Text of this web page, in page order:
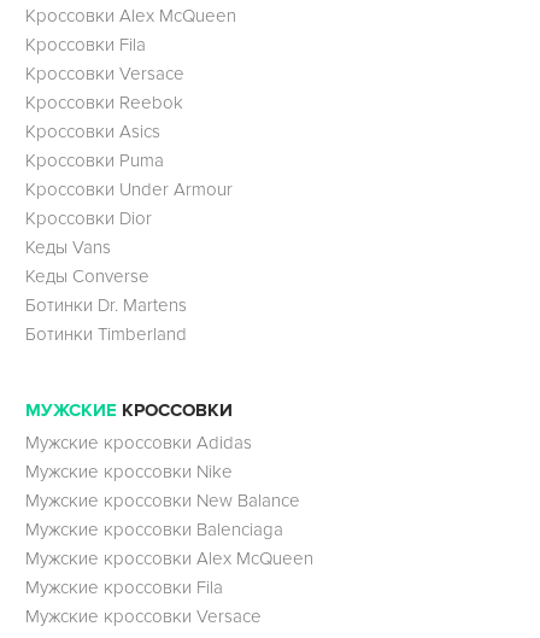
Кроссовки Alex McQueen
Кроссовки Fila
Кроссовки Versace
Кроссовки Reebok
Кроссовки Asics
Кроссовки Puma
Кроссовки Under Armour
Кроссовки Dior
Кеды Vans
Кеды Converse
Ботинки Dr. Martens
Ботинки Timberland
МУЖСКИЕ КРОССОВКИ
Мужские кроссовки Adidas
Мужские кроссовки Nike
Мужские кроссовки New Balance
Мужские кроссовки Balenciaga
Мужские кроссовки Alex McQueen
Мужские кроссовки Fila
Мужские кроссовки Versace